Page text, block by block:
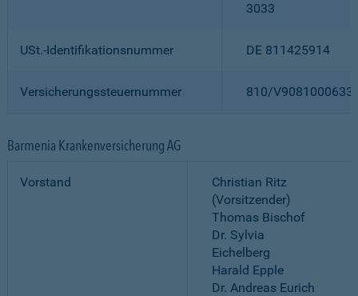
3033
USt.-Identifikationsnummer DE 811425914
Versicherungssteuernummer 810/
Barmenia Krankenversicherung AG
Vorstand
Christian Ritz
(Vorsitzender)
Thomas Bischof
Dr. Sylvia
Eichelberg
Harald Epple
Dr. Andreas Eurich